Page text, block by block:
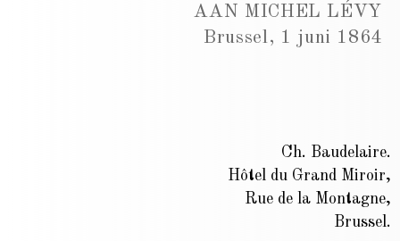
AAN MICHEL LÉVY
Brussel, 1 juni 1864
Ch. Baudelaire.
Hôtel du Grand Miroir,
Rue de la Montagne,
Brussel.